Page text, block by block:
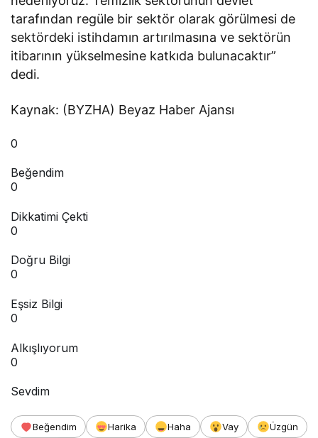
tarafından regüle bir sektör olarak görülmesi de
sektördeki istihdamın artırılmasına ve sektörün
itibarının yükselmesine katkıda bulunacaktır”
dedi.
Kaynak: (BYZHA) Beyaz Haber Ajansı
0
Beğendim
0
Dikkatimi Çekti
0
Doğru Bilgi
0
Eşsiz Bilgi
0
Alkışlıyorum
0
Sevdim
Beğendim Harika Haha Vay
Üzgün